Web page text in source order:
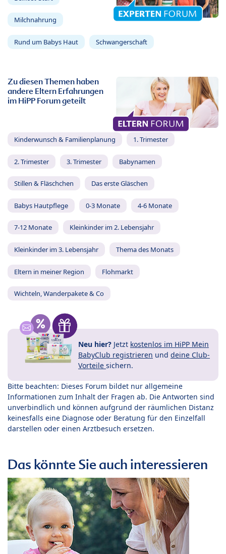
Milchnahrung
Rund um Babys Haut Schwangerschaft
Zu diesen Themen haben
andere Eltern Erfahrungen
im HiPP Forum geteilt
Kinderwunsch & Familienplanung 1. Trimester
2. Trimester 3. Trimester Babynamen
Stillen & Fläschchen Das erste Gläschen
Babys Hautpflege 0-3 Monate 4-6 Monate
7-12 Monate Kleinkinder im 2. Lebensjahr
Kleinkinder im 3. Lebensjahr Thema des Monats
Eltern in meiner Region Flohmarkt
Wichteln, Wanderpakete & Co
Neu hier? Jetzt kostenlos im HiPP Mein
BabyClub registrieren und deine Club-
Vorteile sichern.
Bitte beachten: Dieses Forum bildet nur allgemeine
Informationen zum Inhalt der Fragen ab. Die Antworten sind
unverbindlich und können aufgrund der räumlichen Distanz
keinesfalls eine Diagnose oder Beratung für den Einzelfall
darstellen oder einen Arztbesuch ersetzen.
Das könnte Sie auch interessieren